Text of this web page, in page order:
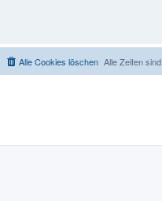
Alle Zeiten sind
Alle Cookies löschen